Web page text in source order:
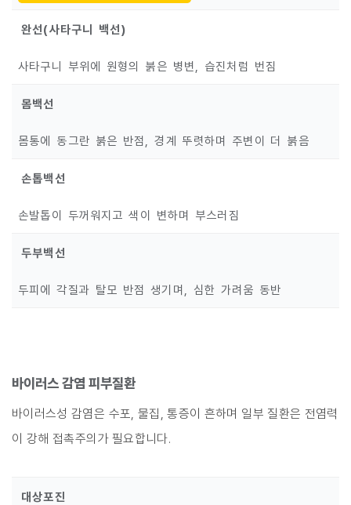
완선(사타구니 백선)
사타구니 부위에 원형의 붉은 병변, 습진처럼 번짐
몸백선
몸통에 동그란 붉은 반점, 경계 뚜렷하며 주변이 더 붉음
손톱백선
손발톱이 두꺼워지고 색이 변하며 부스러짐
두부백선
두피에 각질과 탈모 반점 생기며, 심한 가려움 동반
바이러스 감염 피부질환
바이러스성 감염은 수포, 물집, 통증이 흔하며 일부 질환은 전염력
이 강해 접촉주의가 필요합니다.
대상포진